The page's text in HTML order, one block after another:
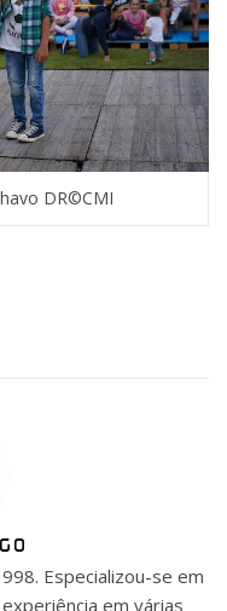
DR©CMI
Especializou-se em
em várias